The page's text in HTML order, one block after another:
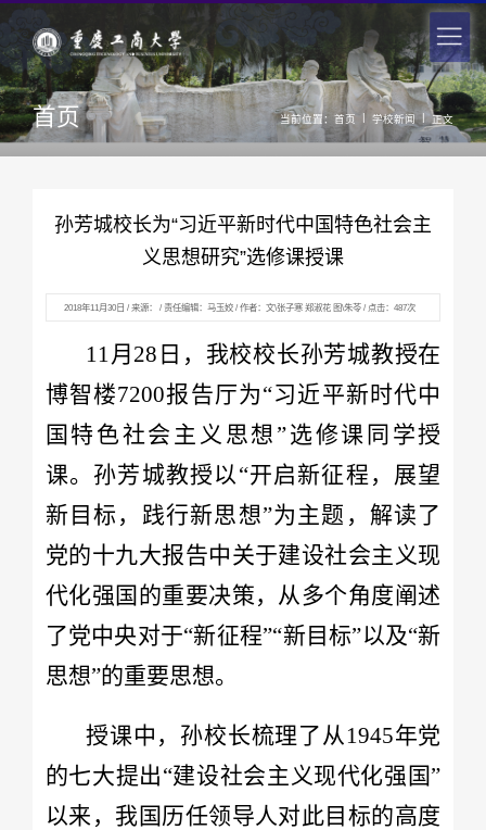
首页 当前位置： 首页 | 学校新闻 | 正文
孙芳城校长为“习近平新时代中国特色社会主
义思想研究”选修课授课
2018年11月30日 / 来源： / 责任编辑：马玉姣 / 作者：文\张子寒 郑淑花 图\朱苓 / 点击： 487次
11月28日，我校校长孙芳城教授在
博智楼7200报告厅为“习近平新时代中
国特色社会主义思想”选修课同学授
课。孙芳城教授以“开启新征程，展望
新目标，践行新思想”为主题，解读了
党的十九大报告中关于建设社会主义现
代化强国的重要决策，从多个角度阐述
了党中央对于“新征程”“新目标”以及“新
思想”的重要思想。
授课中，孙校长梳理了从1945年党
的七大提出“建设社会主义现代化强国”
以来，我国历任领导人对此目标的高度